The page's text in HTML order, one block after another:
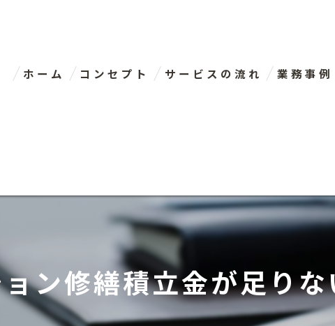
ホーム コンセプト サービスの流れ 業務事例
ン修繕積立金が足り